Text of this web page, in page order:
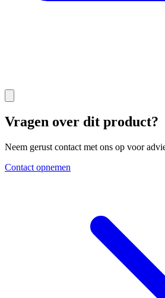
Vragen over dit product?
Neem gerust contact met ons op voor
Contact opnemen